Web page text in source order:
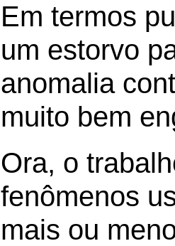
Em termos
um estorvo
anomalia
muito bem
Ora, o
fenômenos
mais ou